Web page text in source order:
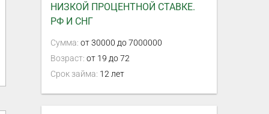
НИЗКОЙ ПРОЦЕНТНОЙ СТАВКЕ.
РФ И СНГ
Сумма: от 30000 до 7000000
Возраст: от 19 до 72
Срок займа: 12 лет